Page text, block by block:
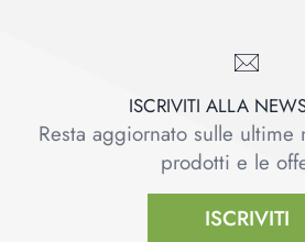
ISCRIVITI ALLA
Resta aggiornato sulle
prodotti e le
ISCRIVITI